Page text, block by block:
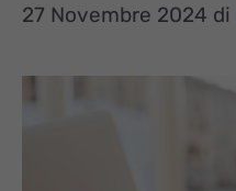
27 Novembre 2024 di